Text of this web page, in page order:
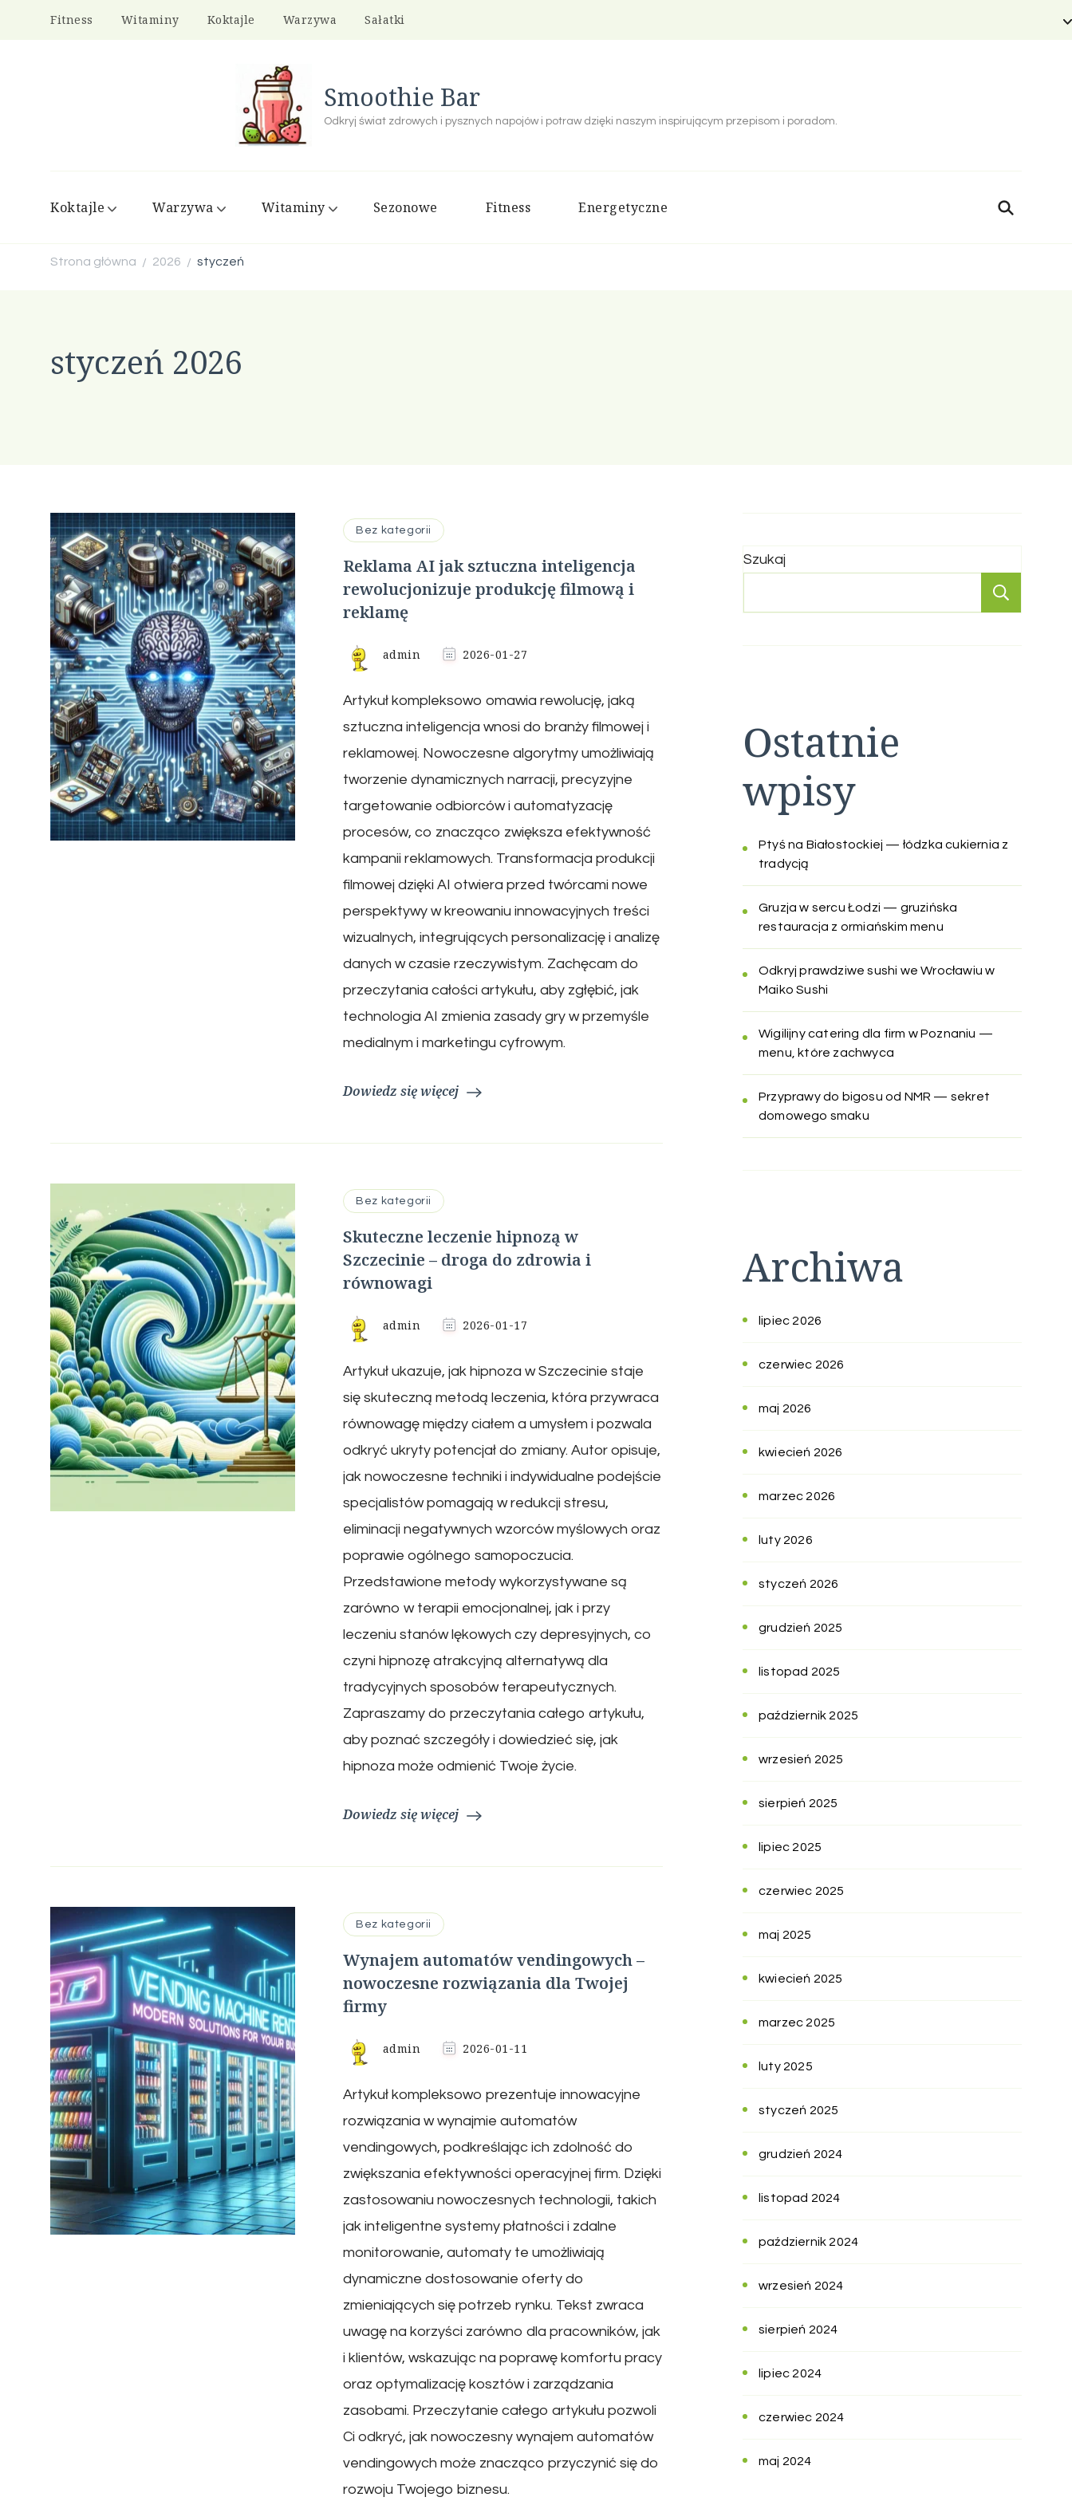
Fitness Witaminy Koktajle Warzywa Sałatki
Smoothie Bar
Odkryj świat zdrowych i pysznych napojów i potraw dzięki naszym inspirującym przepisom i poradom.
Koktajle Warzywa Witaminy Sezonowe Fitness Energetyczne
Strona główna / 2026 / styczeń
styczeń 2026
Bez kategorii
Reklama AI jak sztuczna inteligencja
rewolucjonizuje produkcję filmową i
reklamę
admin 2026-01-27
Artykuł kompleksowo omawia rewolucję, jaką
sztuczna inteligencja wnosi do branży filmowej i
reklamowej. Nowoczesne algorytmy umożliwiają
tworzenie dynamicznych narracji, precyzyjne
targetowanie odbiorców i automatyzację
procesów, co znacząco zwiększa efektywność
kampanii reklamowych. Transformacja produkcji
filmowej dzięki AI otwiera przed twórcami nowe
perspektywy w kreowaniu innowacyjnych treści
wizualnych, integrujących personalizację i analizę
danych w czasie rzeczywistym. Zachęcam do
przeczytania całości artykułu, aby zgłębić, jak
technologia AI zmienia zasady gry w przemyśle
medialnym i marketingu cyfrowym.
Dowiedz się więcej
Bez kategorii
Skuteczne leczenie hipnozą w
Szczecinie – droga do zdrowia i
równowagi
admin 2026-01-17
Artykuł ukazuje, jak hipnoza w Szczecinie staje
się skuteczną metodą leczenia, która przywraca
równowagę między ciałem a umysłem i pozwala
odkryć ukryty potencjał do zmiany. Autor opisuje,
jak nowoczesne techniki i indywidualne podejście
specjalistów pomagają w redukcji stresu,
eliminacji negatywnych wzorców myślowych oraz
poprawie ogólnego samopoczucia.
Przedstawione metody wykorzystywane są
zarówno w terapii emocjonalnej, jak i przy
leczeniu stanów lękowych czy depresyjnych, co
czyni hipnozę atrakcyjną alternatywą dla
tradycyjnych sposobów terapeutycznych.
Zapraszamy do przeczytania całego artykułu,
aby poznać szczegóły i dowiedzieć się, jak
hipnoza może odmienić Twoje życie.
Dowiedz się więcej
Bez kategorii
Wynajem automatów vendingowych –
nowoczesne rozwiązania dla Twojej
firmy
admin 2026-01-11
Artykuł kompleksowo prezentuje innowacyjne
rozwiązania w wynajmie automatów
vendingowych, podkreślając ich zdolność do
zwiększania efektywności operacyjnej firm. Dzięki
zastosowaniu nowoczesnych technologii, takich
jak inteligentne systemy płatności i zdalne
monitorowanie, automaty te umożliwiają
dynamiczne dostosowanie oferty do
zmieniających się potrzeb rynku. Tekst zwraca
uwagę na korzyści zarówno dla pracowników, jak
i klientów, wskazując na poprawę komfortu pracy
oraz optymalizację kosztów i zarządzania
zasobami. Przeczytanie całego artykułu pozwoli
Ci odkryć, jak nowoczesny wynajem automatów
vendingowych może znacząco przyczynić się do
rozwoju Twojego biznesu.
Szukaj
Ostatnie
wpisy
Ptyś na Białostockiej — łódzka cukiernia z
tradycją
Gruzja w sercu Łodzi — gruzińska
restauracja z ormiańskim menu
Odkryj prawdziwe sushi we Wrocławiu w
Maiko Sushi
Wigilijny catering dla firm w Poznaniu —
menu, które zachwyca
Przyprawy do bigosu od NMR — sekret
domowego smaku
Archiwa
lipiec 2026
czerwiec 2026
maj 2026
kwiecień 2026
marzec 2026
luty 2026
styczeń 2026
grudzień 2025
listopad 2025
październik 2025
wrzesień 2025
sierpień 2025
lipiec 2025
czerwiec 2025
maj 2025
kwiecień 2025
marzec 2025
luty 2025
styczeń 2025
grudzień 2024
listopad 2024
październik 2024
wrzesień 2024
sierpień 2024
lipiec 2024
czerwiec 2024
maj 2024